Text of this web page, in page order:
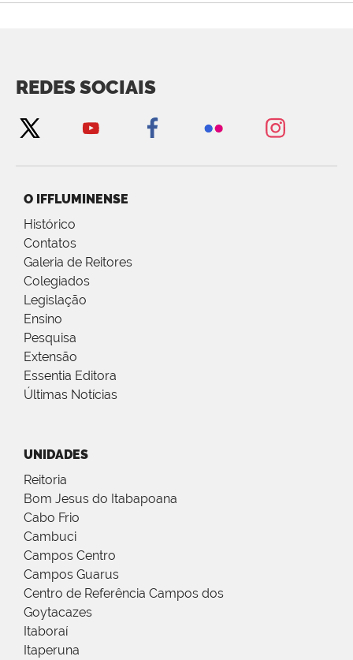
REDES SOCIAIS
O IFFLUMINENSE
Histórico
Contatos
Galeria de Reitores
Colegiados
Legislação
Ensino
Pesquisa
Extensão
Essentia Editora
Últimas Notícias
UNIDADES
Reitoria
Bom Jesus do Itabapoana
Cabo Frio
Cambuci
Campos Centro
Campos Guarus
Centro de Referência Campos dos
Goytacazes
Itaboraí
Itaperuna